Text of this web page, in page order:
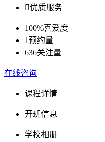
优质服务
100%喜爱度
1预约量
636关注量
在线咨询
课程详情
开班信息
学校相册